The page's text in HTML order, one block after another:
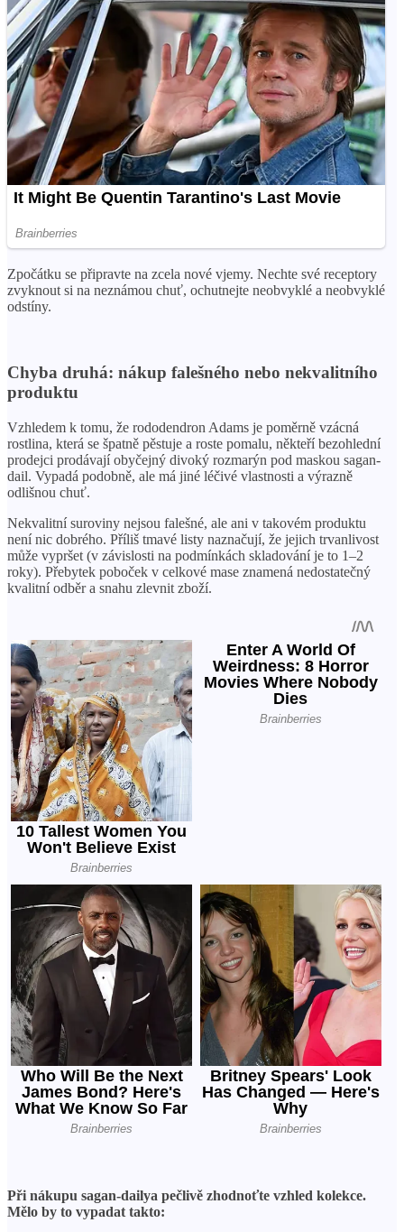
Zpočátku se připravte na zcela nové vjemy. Nechte své receptory
zvyknout si na neznámou chuť, ochutnejte neobvyklé a neobvyklé
odstíny.
Chyba druhá: nákup falešného nebo nekvalitního
produktu
Vzhledem k tomu, že rododendron Adams je poměrně vzácná
rostlina, která se špatně pěstuje a roste pomalu, někteří bezohlední
prodejci prodávají obyčejný divoký rozmarýn pod maskou sagan-
dail. Vypadá podobně, ale má jiné léčivé vlastnosti a výrazně
odlišnou chuť.
Nekvalitní suroviny nejsou falešné, ale ani v takovém produktu
není nic dobrého. Příliš tmavé listy naznačují, že jejich trvanlivost
může vypršet (v závislosti na podmínkách skladování je to 1–2
roky). Přebytek poboček v celkové mase znamená nedostatečný
kvalitní odběr a snahu zlevnit zboží.
Při nákupu sagan-dailya pečlivě zhodnoťte vzhled kolekce.
Mělo by to vypadat takto: